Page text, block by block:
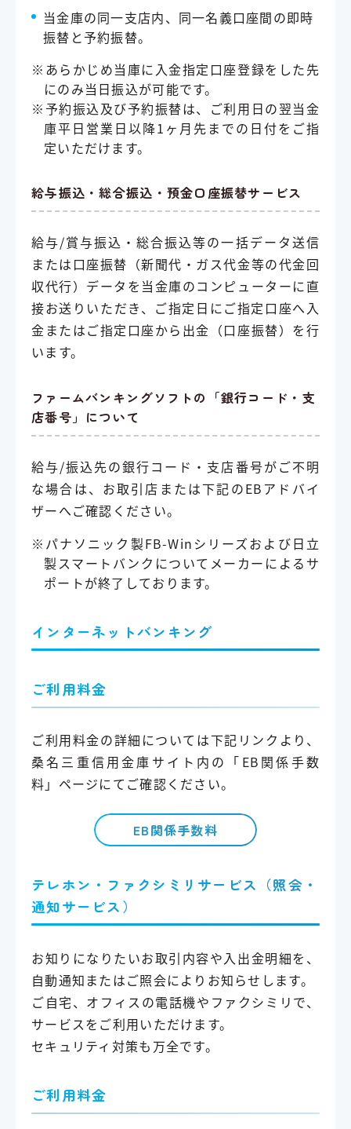
当金庫の同一支店内、同一名義口座間の即時
振替と予約振替。
※あらかじめ当庫に入金指定口座登録をした先
にのみ当日振込が可能です。
※予約振込及び予約振替は、ご利用日の翌当金
庫平日営業日以降1ヶ月先までの日付をご指
定いただけます。
給与振込・総合振込・預金口座振替サービス
給与/賞与振込・総合振込等の一括データ送信
または口座振替（新聞代・ガス代金等の代金回
収代行）データを当金庫のコンピューターに直
接お送りいただき、ご指定日にご指定口座へ入
金またはご指定口座から出金（口座振替）を行
います。
ファームバンキングソフトの「銀行コード・支
店番号」について
給与/振込先の銀行コード・支店番号がご不明
な場合は、お取引店または下記のEBアドバイ
ザーへご確認ください。
※パナソニック製FB-Winシリーズおよび日立
製スマートバンクについてメーカーによるサ
ポートが終了しております。
インターネットバンキング
ご利用料金
ご利用料金の詳細については下記リンクより、
桑名三重信用金庫サイト内の「EB関係手数
料」ページにてご確認ください。
EB関係手数料
テレホン・ファクシミリサービス（照会・
通知サービス）
お知りになりたいお取引内容や入出金明細を、
自動通知またはご照会によりお知らせします。
ご自宅、オフィスの電話機やファクシミリで、
サービスをご利用いただけます。
セキュリティ対策も万全です。
ご利用料金